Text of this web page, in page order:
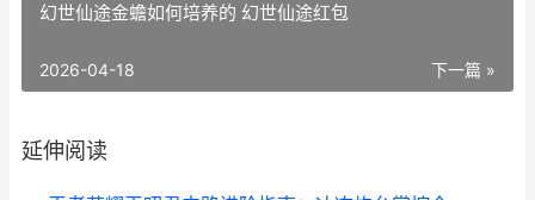
幻世仙途金蟾如何培养的 幻世仙途红包
下一篇 »
2026-04-18
延伸阅读